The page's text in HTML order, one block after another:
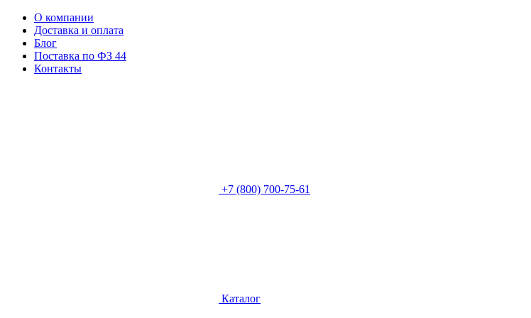
О компании
Доставка и оплата
Блог
Поставка по ФЗ 44
Контакты
+7 (800) 700-75-61
Каталог